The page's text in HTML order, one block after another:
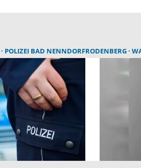
POLIZEI BAD NENNDORFRODENBERG